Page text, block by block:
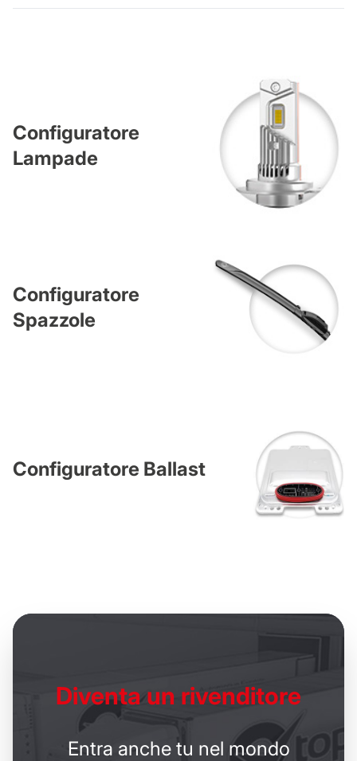
Configuratore
Lampade
Configuratore
Spazzole
Configuratore Ballast
Diventa un rivenditore
Entra anche tu nel mondo